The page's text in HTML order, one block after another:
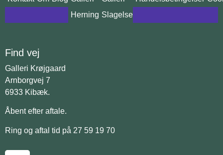
Herning Slagelse
Find vej
Galleri Krøjgaard
Arnborgvej 7
6933 Kibæk.
Åbent efter aftale.
Ring og aftal tid på 27 59 19 70